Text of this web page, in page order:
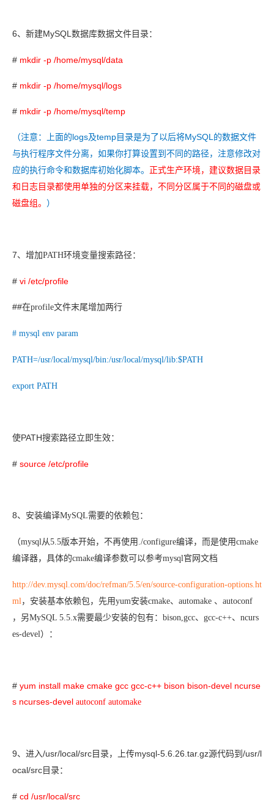
6、 新建MySQL 数据库数据文件目录：
# mkdir -p /home/mysql/data
# mkdir -p /home/mysql/logs
# mkdir -p /home/mysql/temp
（注意：上面的logs及temp 目录是为了以后将MySQL 的数据文件
与执行程序文件分离，如果你打算设置到不同的路径，注意修改对
应的执行命令和数据库初始化脚本。
正式生产环境，建议数据目录
和日志目录都使用单独的分区来挂载，不同分区属于不同的磁盘或
磁盘组。 ）
7、 增加PATH环境变量搜索路径：
# vi /etc/profile
##在profile文件末尾增加两行
# mysql env param
PATH=/usr/local/mysql/bin:/usr/local/mysql/lib:$PATH
export PATH
使PATH搜索路径立即生效：
# source /etc/profile
8、安装编译MySQL需要的依赖包：
（mysql从5.5版本开始，不再使用./configure编译，而是使用cmake
编译器，具体的cmake编译参数可以参考mysql官网文档
http://dev.mysql.com/doc/refman/5.5/en/source-configuration-options.ht
ml，安装基本依赖包，先用yum安装cmake、automake 、autoconf
，另MySQL 5.5.x需要最少安装的包有：bison,gcc、gcc-c++、ncurs
es-devel）：
# yum install make cmake gcc gcc-c++ bison bison-devel ncurse
s ncurses-devel autoconf automake
9、进入/usr/local/src 目录，上传mysql-5.6.26.tar.gz源代码到 /usr/l
ocal/src 目录：
# cd /usr/local/src